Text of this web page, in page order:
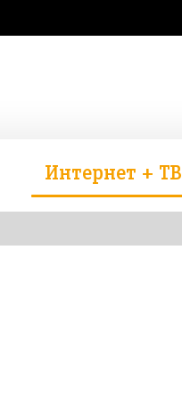
Интернет + ТВ